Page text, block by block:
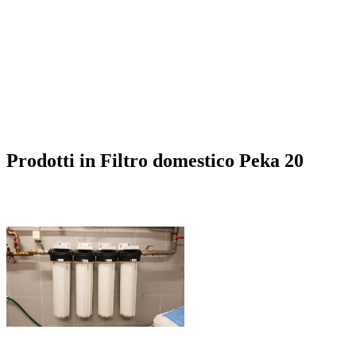
Prodotti in Filtro domestico Peka 20